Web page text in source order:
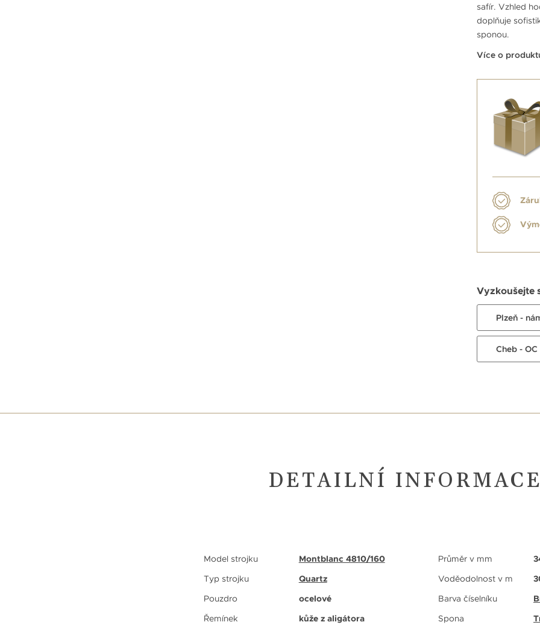
safír. Vzhled
doplňuje
sponou.
Více o
Vyzkoušejte
Plzeň -
Cheb -
DETAILNÍ INFORMACE
Model strojku
Montblanc 4810/160
Typ strojku
Quartz
Pouzdro
ocelové
Řemínek
kůže z aligátora
Průměr v mm
Voděodolnost v m
Barva číselníku
Spona